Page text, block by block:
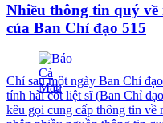
Nhiều thông tin quý về
của Ban Chỉ đạo 515
Chỉ sau một ngày Ban Chỉ
tính hài cốt liệt sĩ (Ban Chỉ
kêu gọi cung cấp thông tin về